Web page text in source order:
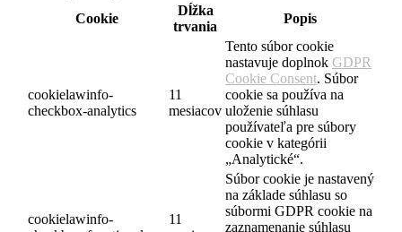
Cookie
Dĺžka
trvania
Popis
cookielawinfo-
checkbox-analytics
11
mesiacov
Tento súbor cookie
nastavuje doplnok GDPR
Cookie Consent. Súbor
cookie sa používa na
uloženie súhlasu
používateľa pre súbory
cookie v kategórii
„Analytické“.
cookielawinfo-
11
Súbor cookie je nastavený
na základe súhlasu so
súbormi GDPR cookie na
zaznamenanie súhlasu